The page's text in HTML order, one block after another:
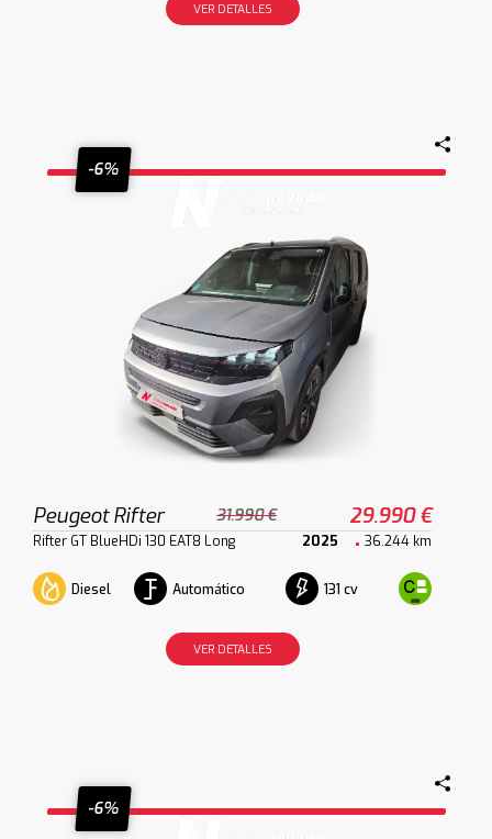
VER DETALLES
-6%
Peugeot Rifter 31.990 € 29.990 €
Rifter GT BlueHDi 130 EAT8 Long 2025 36.244 km
Diesel Automático 131 cv
VER DETALLES
-6%